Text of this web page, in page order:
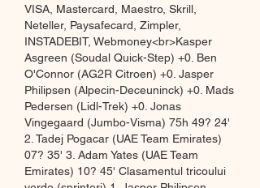
VISA, Mastercard, Maestro, Skrill,
Neteller, Paysafecard, Zimpler,
INSTADEBIT, Webmoney<br>Kasper
Asgreen (Soudal Quick-Step) +0. Ben
O'Connor (AG2R Citroen) +0. Jasper
Philipsen (Alpecin-Deceuninck) +0. Mads
Pedersen (Lidl-Trek) +0. Jonas
Vingegaard (Jumbo-Visma) 75h 49? 24'
2. Tadej Pogacar (UAE Team Emirates)
07? 35' 3. Adam Yates (UAE Team
Emirates) 10? 45' Clasamentul tricoului